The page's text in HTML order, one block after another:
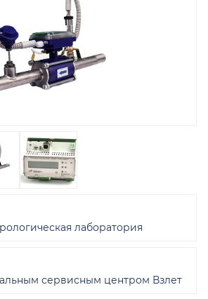
лаборатория
сервисным центром Взлет